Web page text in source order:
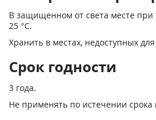
В защищенном от света месте
25 °С.
Хранить в местах, недоступных
Срок годности
3 года.
Не применять по истечении срока